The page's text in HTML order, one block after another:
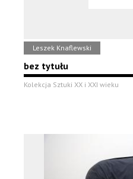
Leszek Knaflewski
bez tytułu
Kolekcja Sztuki XX i XXI wieku